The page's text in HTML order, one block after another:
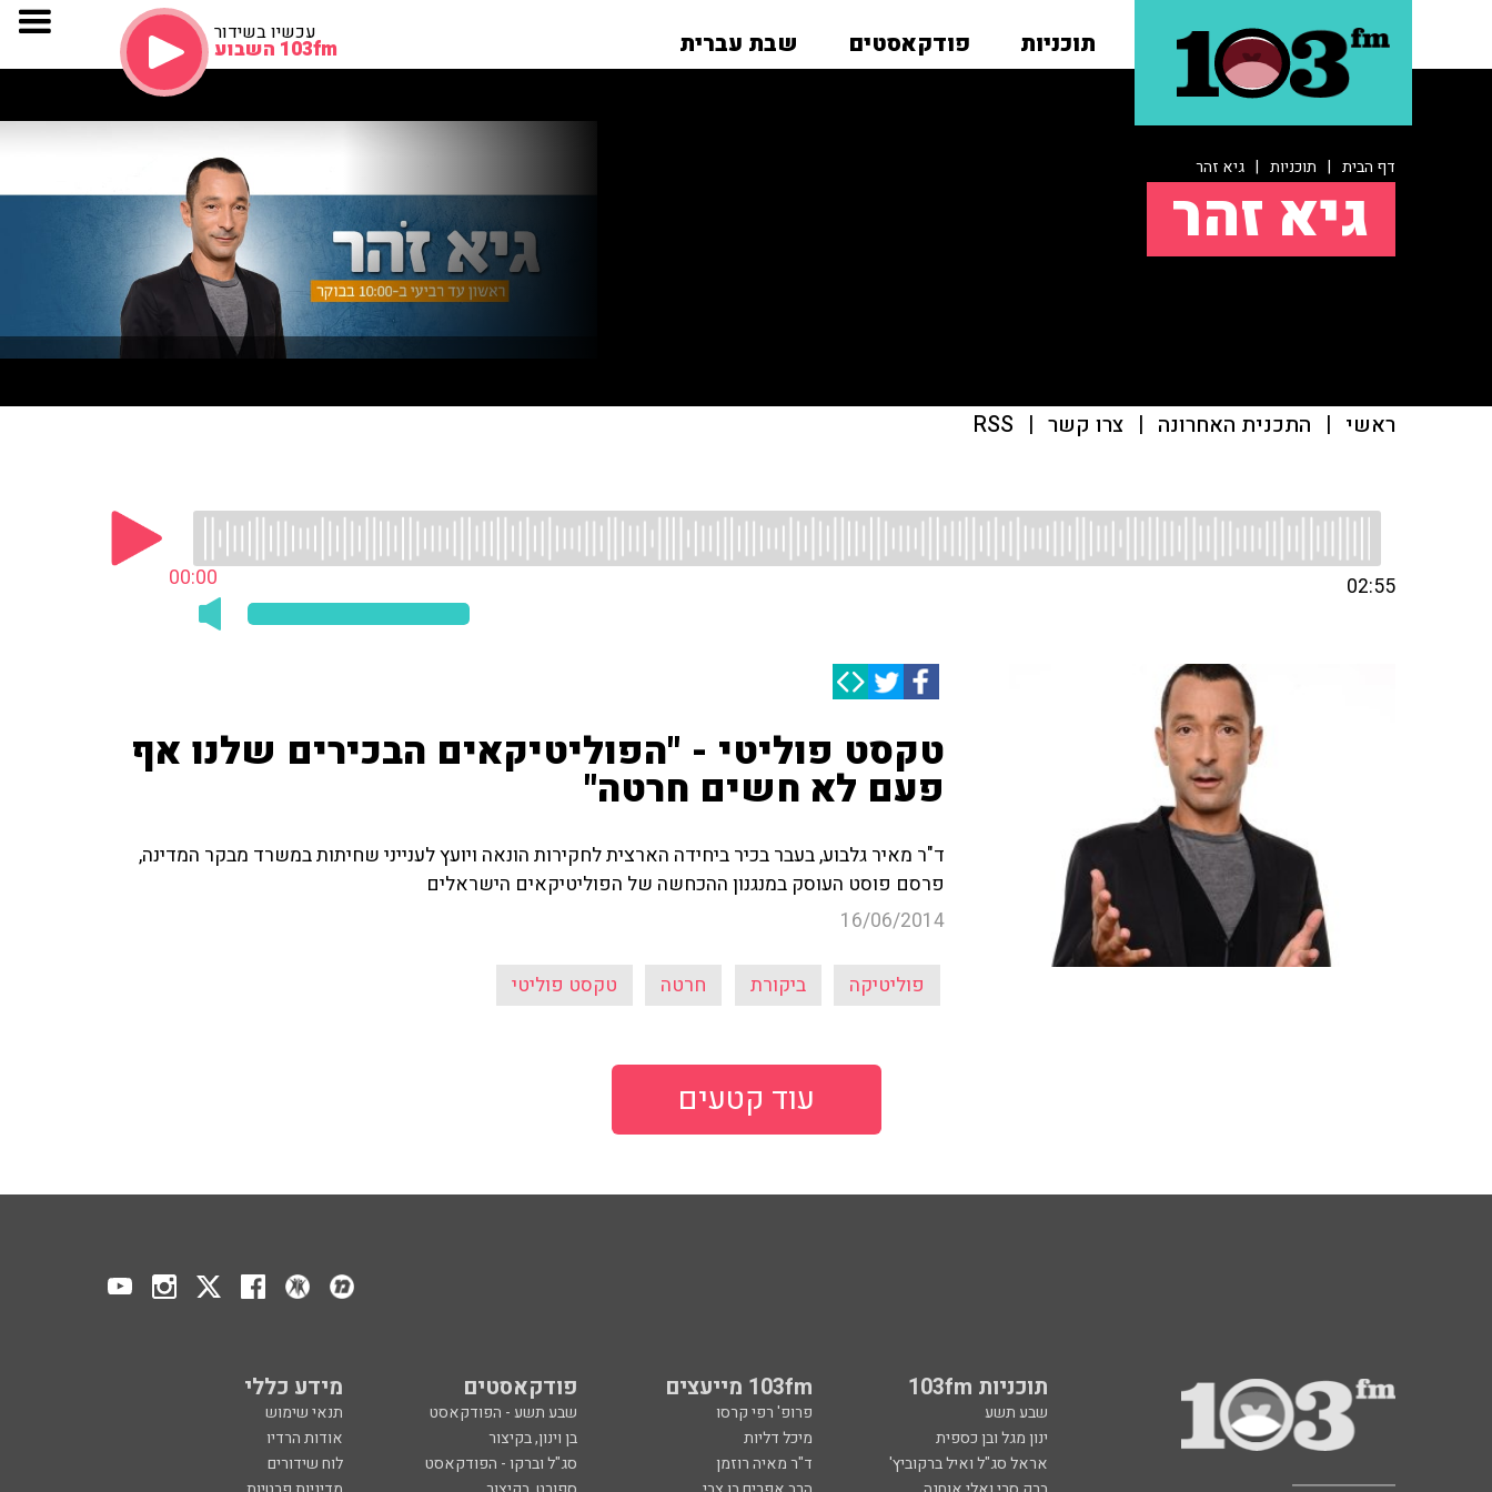
תוכניות פודקאסטים שבת עברית עכשיו בשידור
103fm השבוע
דף הבית | תוכניות | גיא זהר
גיא זהר
ראשי | התכנית האחרונה | צרו קשר |
RSS
00:00 02:55
טקסט פוליטי - "הפוליטיקאים הבכירים שלנו אף
פעם לא חשים חרטה"
ד"ר מאיר גלבוע, בעבר בכיר ביחידה הארצית לחקירות הונאה ויועץ לענייני שחיתות במשרד מבקר המדינה,
פרסם פוסט העוסק במנגנון ההכחשה של הפוליטיקאים הישראלים
16/06/2014
פוליטיקה ביקורת חרטה טקסט פוליטי
עוד קטעים
תוכניות 103fm 103fm מייעצים פודקאסטים מידע כללי
שבע תשע פרופ' רפי קרסו שבע תשע - הפודקאסט
תנאי שימוש
ינון מגל ובן כספית
מיכל דליות בן וינון, בקיצור
אודות הרדיו
אראל סג"ל ואיל ברקוביץ'
ד"ר מאיה רוזמן סג"ל וברקו - הפודקאסט
לוח שידורים